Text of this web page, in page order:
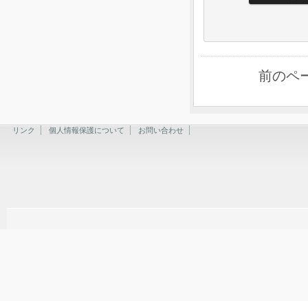
前のペ
リンク 個人情報保護について お問い合わせ